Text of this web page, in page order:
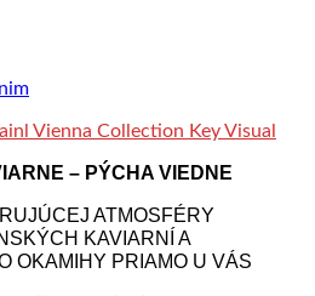
– PÝCHA VIEDNE
ATMOSFÉRY
KAVIARNÍ A
OKAMIHY PRIAMO U VÁS